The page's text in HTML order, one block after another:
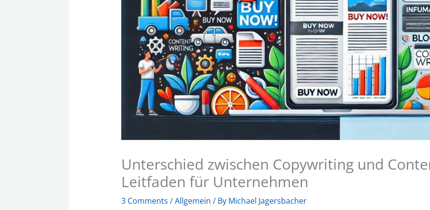
Unterschied zwischen Copywriting und
Leitfaden für Unternehmen
3 Comments /Allgemein / By Michael Jagersbacher